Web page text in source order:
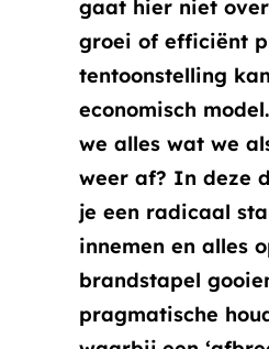
gaat hier niet
groei of efficiënt
tentoonstelling
economisch
we alles wat we
weer af? In deze
je een radicaal
innemen en alles
brandstapel
pragmatische